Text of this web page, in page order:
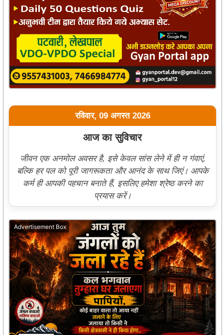
रविवार, 09 अगस्त 2026
आज का सुविचार
जीवन एक अनमोल अवसर है, इसे केवल सांस लेने में ही न गंवाएं,
बल्कि हर पल को पूरी जागरूकता और आनंद के साथ जिएं। आपके
कर्म ही आपकी पहचान बनाते हैं, इसलिए हमेशा श्रेष्ठ करने का
प्रयास करें।
Advertisement Box